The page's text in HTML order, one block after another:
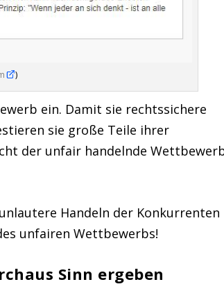
)
ein. Damit sie rechtssichere
sie große Teile ihrer
der unfair handelnde
Handeln der Konkurrenten
unfairen Wettbewerbs!
Sinn ergeben